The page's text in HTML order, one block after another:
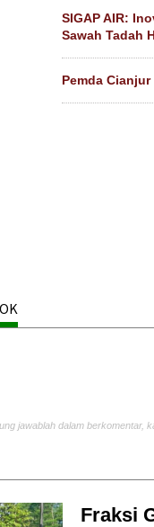
SIGAP AIR:
Sawah Tadah
Pemda
jawablah dalam berkomentar,
Fraksi